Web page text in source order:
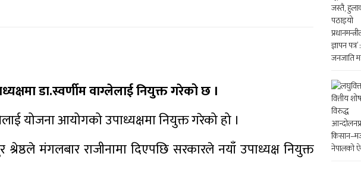
डा.स्वर्णीम वाग्लेलाई नियुक्त गरेको छ ।
योजना आयोगको उपाध्यक्षमा नियुक्त गरेको हो ।
मंगलबार राजीनामा दिएपछि सरकारले नयाँ उपाध्यक्ष नियुक्त